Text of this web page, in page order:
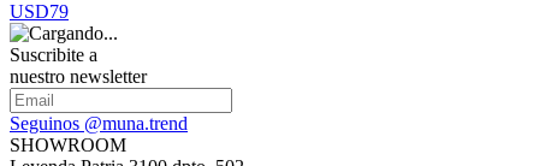
USD79
Suscribite a
nuestro newsletter
Seguinos @muna.trend
SHOWROOM